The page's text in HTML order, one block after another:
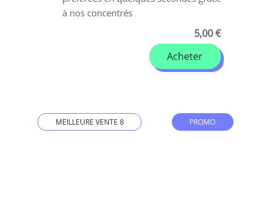
à nos concentrés
5,00 €
Acheter
PROMO
MEILLEURE VENTE 8